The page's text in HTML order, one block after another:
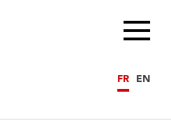
Menu
FR EN